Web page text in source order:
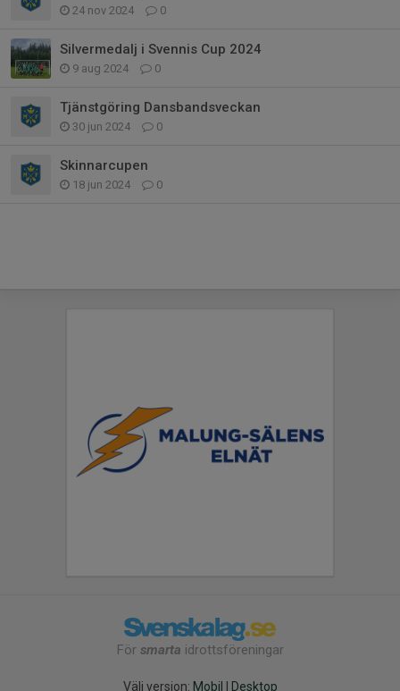
24 nov 2024 0
Silvermedalj i Svennis Cup 2024
9 aug 2024 0
Tjänstgöring Dansbandsveckan
30 jun 2024 0
Skinnarcupen
18 jun 2024 0
För smarta idrottsföreningar
Välj version: Mobil | Desktop